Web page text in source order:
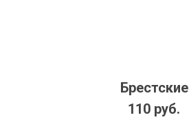
Брестские
110 руб.